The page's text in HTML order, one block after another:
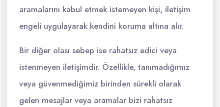
aramalarını kabul etmek istemeyen kişi, iletişim
engeli uygulayarak kendini koruma altına alır.
Bir diğer olası sebep ise rahatsız edici veya
istenmeyen iletişimdir. Özellikle, tanımadığımız
veya güvenmediğimiz birinden sürekli olarak
gelen mesajlar veya aramalar bizi rahatsız